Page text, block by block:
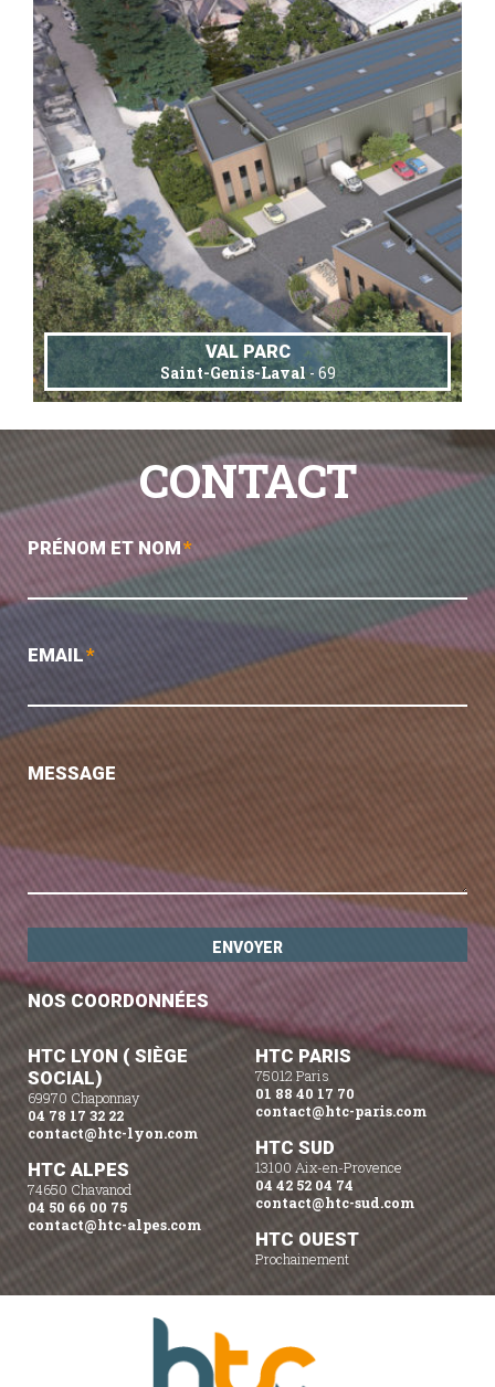
VAL PARC
Saint-Genis-Laval- 69
CONTACT
PRÉNOM ET NOM*
EMAIL*
MESSAGE
NOS COORDONNÉES
HTC LYON ( SIÈGE
SOCIAL)
69970 Chaponnay
04 78 17 32 22
contact@htc-lyon.com
HTC ALPES
74650 Chavanod
04 50 66 00 75
contact@htc-alpes.com
HTC PARIS
75012 Paris
01 88 40 17 70
contact@htc-paris.com
HTC SUD
13100 Aix-en-Provence
04 42 52 04 74
contact@htc-sud.com
HTC OUEST
Prochainement